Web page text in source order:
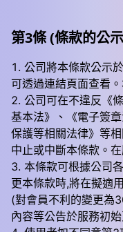
第3條 (條款的公
公司將本條款公示
可透過連結頁面查看
公司可在不違反《
基本法》、《電子簽
保護等相關法律》等
中止或中斷本條款。
本條款可根據公司
更本條款時,將在擬適
(對會員不利的變更為
內容等公告於服務初